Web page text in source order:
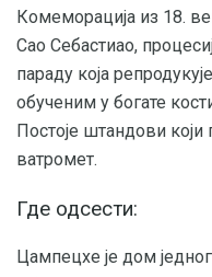
Комеморација из 18.
Сао Себастиао,
параду која
обученим у богате
Постоје штандови који
ватромет.
Где одсести:
Цампецхе је дом